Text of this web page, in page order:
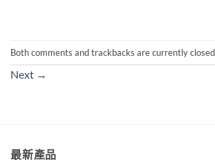
Both comments and trackbacks are currently
Next →
最新產品